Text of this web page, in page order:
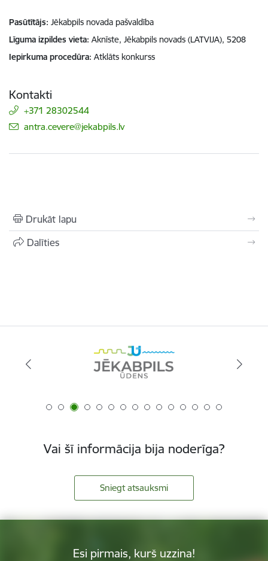
Pasūtītājs Jēkabpils novada pašvaldība
Līguma izpildes vieta Aknīste, Jēkabpils novads (LATVIJA), 5208
Iepirkuma procedūra Atklāts konkurss
Kontakti
+371 28302544
E-pasts:
antra.cevere@jekabpils.lv
Drukāt lapu
Dalīties
Vai šī informācija bija noderīga?
Sniegt atsauksmi
Esi pirmais, kurš uzzina!